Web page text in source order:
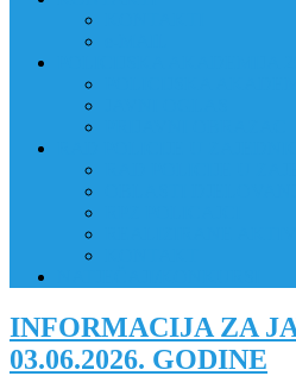
INFORMACIJA ZA
03.06.2026. GODINE